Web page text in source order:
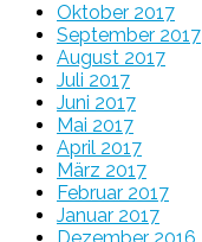
Oktober 2017
September 2017
August 2017
Juli 2017
Juni 2017
Mai 2017
April 2017
März 2017
Februar 2017
Januar 2017
Dezember 2016